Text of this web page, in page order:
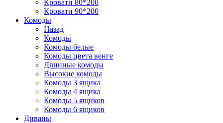
Кровати 80*200
Кровати 90*200
Комоды
Назад
Комоды
Комоды белые
Комоды цвета венге
Длинные комоды
Высокие комоды
Комоды 3 ящика
Комоды 4 ящика
Комоды 5 ящиков
Комоды 6 ящиков
Диваны